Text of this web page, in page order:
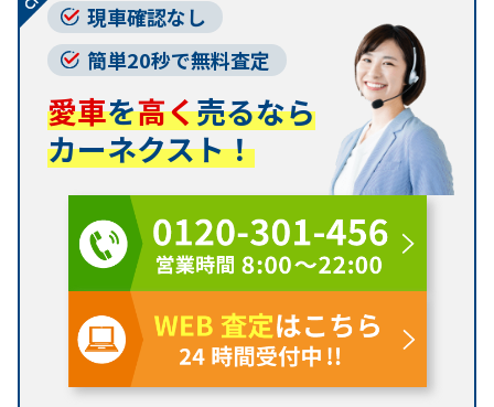
現車確認なし
簡単20秒で無料査定
愛車を高く売るなら
カーネクスト！